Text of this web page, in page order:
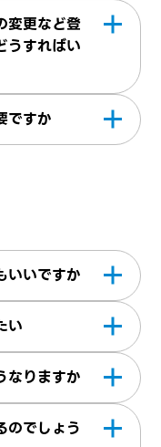
ます。 マイ
オフィスをご
度入力しな
となっており
どの詳細を
ただき弊社へ
変更など登
うすればい
き、変更した
ですか
社にてスキ
いいですか
但し、応募
い
なりますか
は、面談を実
のでしょう